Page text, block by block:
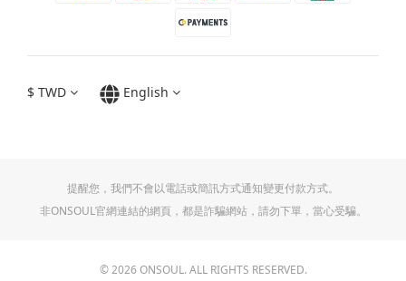
$ TWD English
提醒您，我們不會以電話或簡訊方式通知變更付款方式。
非ONSOUL官網連結的網頁，都是詐騙網站，請勿下單，當心受騙。
© 2026 ONSOUL. ALL RIGHTS RESERVED.